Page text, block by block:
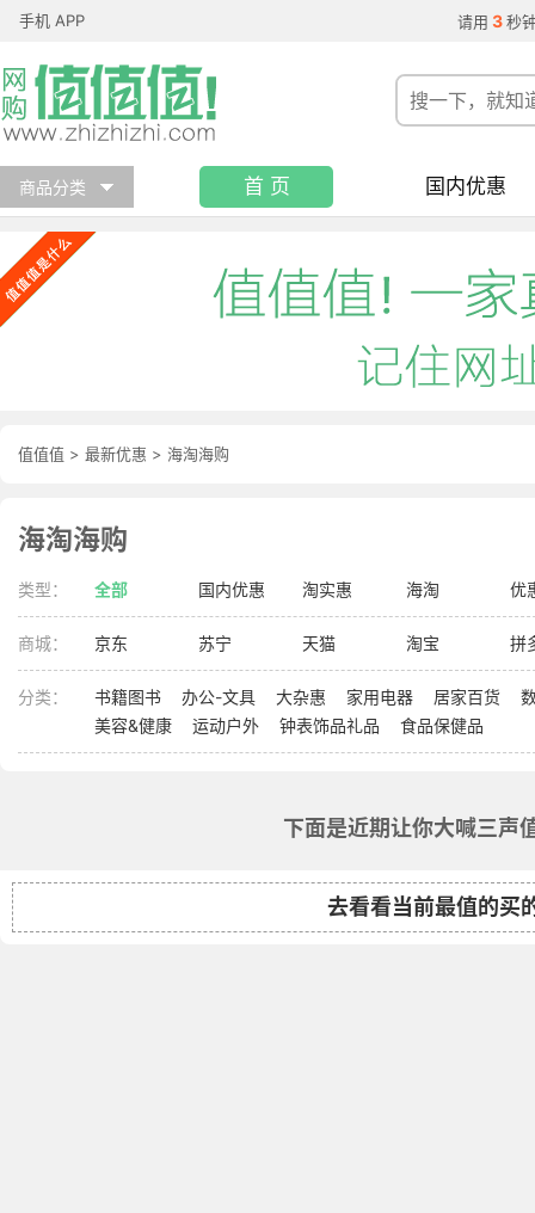
手机 APP 请用 3 秒
商品分类 首 页 国内优惠
值值值 > 最新优惠 > 海淘海购
海淘海购
类型： 全部 国内优惠 淘实惠 海淘 优
商城： 京东 苏宁 天猫 淘宝 拼
分类： 书籍图书 办公-文具 大杂惠 家用电器 居家百货
美容&健康
运动户外 钟表饰品礼品 食品保健品
下面是近期让你大喊三声
去看看当前最值的买